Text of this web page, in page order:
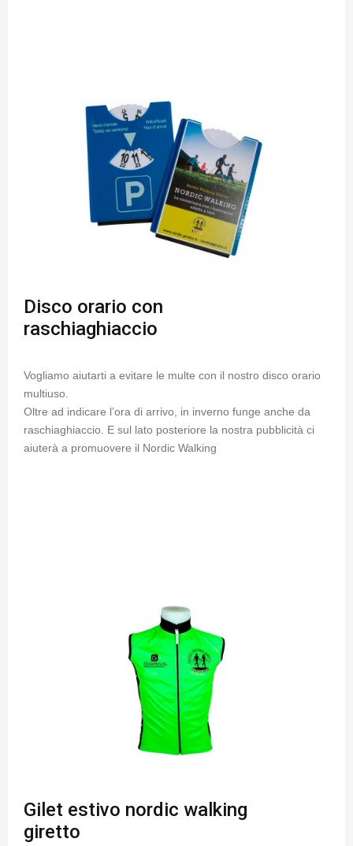
Disco orario con
raschiaghiaccio
Vogliamo aiutarti a evitare le multe con il nostro disco orario
multiuso.
Oltre ad indicare l’ora di arrivo, in inverno funge anche da
raschiaghiaccio. E sul lato posteriore la nostra pubblicità ci
aiuterà a promuovere il Nordic Walking
Gilet estivo nordic walking
giretto